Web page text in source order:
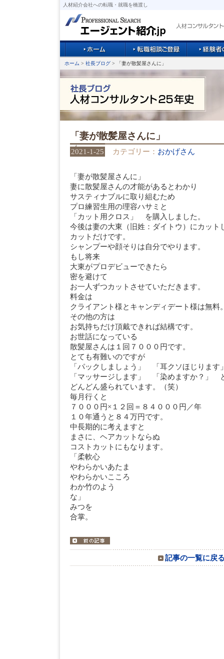
人材紹介会社への転職・就職を橋渡し
ホーム > 社長ブログ > 「妻が散髪屋さんに」
「妻が散髪屋さんに」
2021-1-25 カテゴリー： おかげさん
「妻が散髪屋さんに」
妻に散髪屋さんの才能があるとわかり
サスティナブルに取り組むため
プロ練習生用の理容ハサミと
「カット用クロス」 を購入しました。
今後は妻の大東（旧姓：ダイトウ）にカット
カットだけです。
シャンプーや顔そりは自分でやります。
もし将来
大東がプロデビューできたら
密を避けて
お一人ずつカットさせていただきます。
料金は
クライアント様とキャンディデート様は無料
その他の方は
お気持ちだけ頂戴できれば結構です。
お世話になっている
散髪屋さんは１回７０００円です。
とても有難いのですが
「パックしましょう」 「耳クソほじりま
「マッサージします」 「染めますか？」
どんどん盛られています。（笑）
毎月行くと
７０００円×１２回＝８４０００円／年
１０年通うと８４万円です。
中長期的に考えますと
まさに、ヘアカットならぬ
コストカットにもなります。
「柔軟心
やわらかいあたま
やわらかいこころ
わか竹のよう
な
みつを
合掌。
記事の一覧に戻